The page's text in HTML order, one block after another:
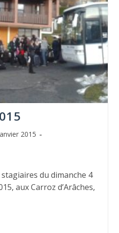
2015
du dimanche 4
aux Carroz d’Arâches,